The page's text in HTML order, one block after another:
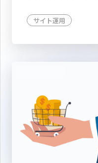
サイト運用